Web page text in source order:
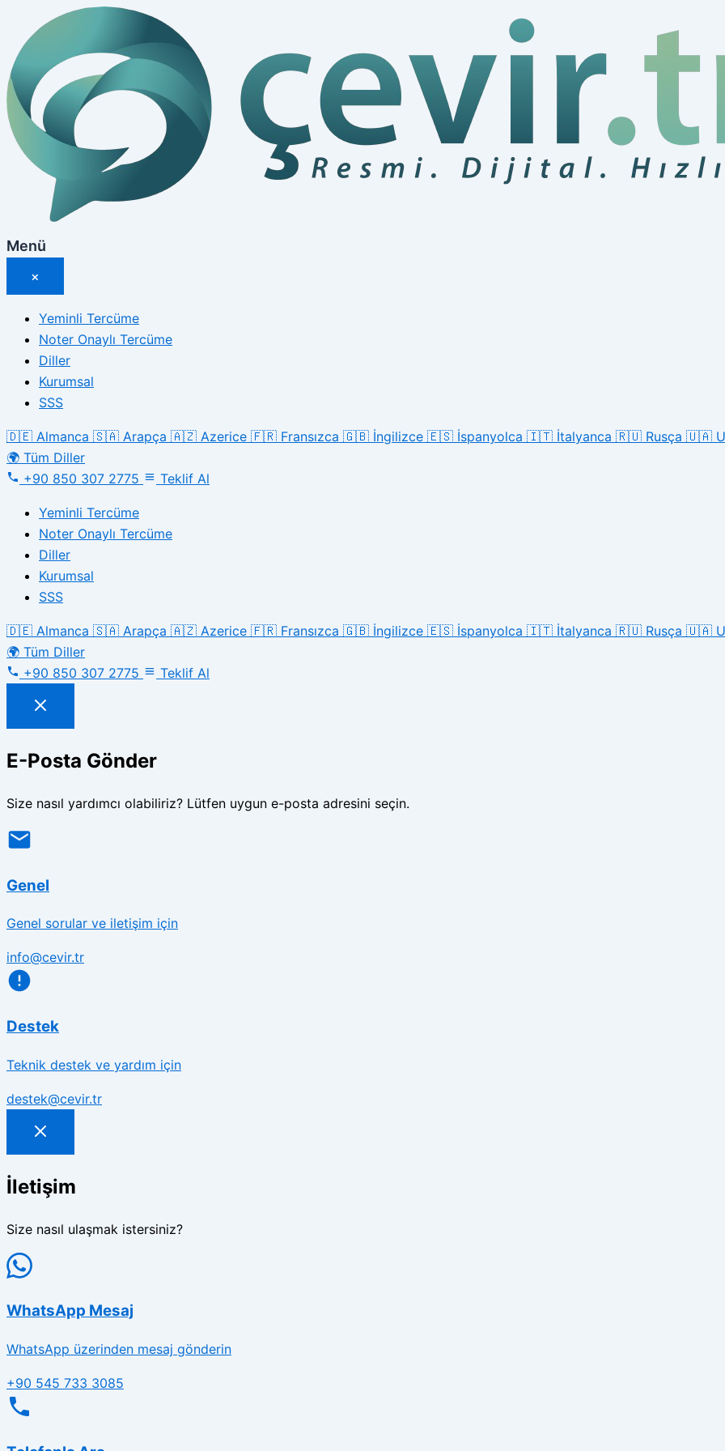
atla
Menü
×
Yeminli Tercüme
Noter Onaylı Tercüme
Diller
Kurumsal
SSS
🇩🇪 Almanca 🇸🇦 Arapça 🇦🇿 Azerice 🇫🇷 Fransızca 🇬🇧 İngilizce 🇪🇸 İspanyolca 🇮🇹 İtalyanca 🇷🇺 Rusça 🇺🇦
🌍 Tüm Diller
+90 850 307 2775
Teklif Al
Yeminli Tercüme
Noter Onaylı Tercüme
Diller
Kurumsal
SSS
🇩🇪 Almanca 🇸🇦 Arapça 🇦🇿 Azerice 🇫🇷 Fransızca 🇬🇧 İngilizce 🇪🇸 İspanyolca 🇮🇹 İtalyanca 🇷🇺 Rusça 🇺🇦
🌍 Tüm Diller
+90 850 307 2775
Teklif Al
E-Posta Gönder
Size nasıl yardımcı olabiliriz? Lütfen uygun e-posta adresini seçin.
Genel
Genel sorular ve iletişim için
info@cevir.tr
Destek
Teknik destek ve yardım için
destek@cevir.tr
İletişim
Size nasıl ulaşmak istersiniz?
WhatsApp Mesaj
WhatsApp üzerinden mesaj gönderin
+90 545 733 3085